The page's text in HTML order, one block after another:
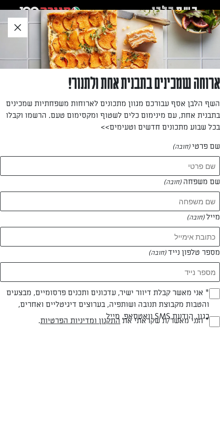
לאזור
תוכן
תחתון
שרה רוזן
—
המתכונים של שרה רוזן
0 מתכונים
המאמרים של שרה רוזן
0 מאמרים
ארוחה שמכינים בתבנית אחת ולתנור!
השף הלבן אסף עבורכם מגוון מתכונים לארוחות משפחתיות שמכינים
בתבנית אחת, עם מינימום כלים לשטוף ומקסימום טעם. הרשמו וקבלו
בכל שבוע מתכונים חדשים וטעימים>>
שם פרטי(חובה)
שם משפחה (חובה)
מייל(חובה)
מספר טלפון נייד(חובה)
(חובה)* אני מאשר קבלת דיוור ישיר, עדכונים ותכנים פרסומיים, מבצעים
והטבות מקבוצת תנובה ושותפיה, בערוצים דיגיטליים ואחרים,
כגון, הודעת SMS וואטסאפ, מייל(חובה)* הנני מאשר/ת שקראתי את התקנון ומדיניות הפרטיות.